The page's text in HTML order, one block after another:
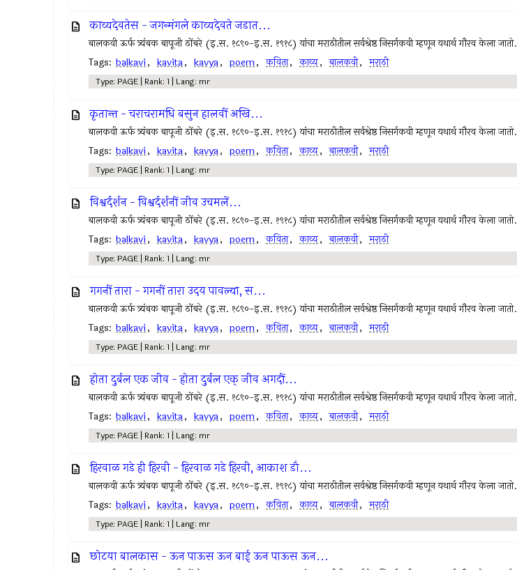
काव्यदेवतेस - जगन्मंगले काव्यदेवते जडात...
बालकवी ऊर्फ त्र्यंबक बापूजी ठोंबरे (इ.स. १८९०-इ.स. १९१८) यांचा मराठीतील सर्वश्रेष्ठ निसर्गकवी म्हणून यथार्थ गौरव केला जातो.
Tags: balkavi, kavita, kavya, poem, कविता, काव्य, बालकवी, मराठी
Type: PAGE | Rank: 1 | Lang: mr
कृतान्त - चराचरामधि बसुन हालवीं अखि...
बालकवी ऊर्फ त्र्यंबक बापूजी ठोंबरे (इ.स. १८९०-इ.स. १९१८) यांचा मराठीतील सर्वश्रेष्ठ निसर्गकवी म्हणून यथार्थ गौरव केला जातो.
Tags: balkavi, kavita, kavya, poem, कविता, काव्य, बालकवी, मराठी
Type: PAGE | Rank: 1 | Lang: mr
विश्वर्दर्शन - विश्वर्दर्शनीं जीव उचमलें...
बालकवी ऊर्फ त्र्यंबक बापूजी ठोंबरे (इ.स. १८९०-इ.स. १९१८) यांचा मराठीतील सर्वश्रेष्ठ निसर्गकवी म्हणून यथार्थ गौरव केला जातो.
Tags: balkavi, kavita, kavya, poem, कविता, काव्य, बालकवी, मराठी
Type: PAGE | Rank: 1 | Lang: mr
गगनीं तारा - गगनीं तारा उदय पावल्या, स...
बालकवी ऊर्फ त्र्यंबक बापूजी ठोंबरे (इ.स. १८९०-इ.स. १९१८) यांचा मराठीतील सर्वश्रेष्ठ निसर्गकवी म्हणून यथार्थ गौरव केला जातो.
Tags: balkavi, kavita, kavya, poem, कविता, काव्य, बालकवी, मराठी
Type: PAGE | Rank: 1 | Lang: mr
होता दुर्बल एक जीव - होता दुर्बल एक् जीव अगदीं...
बालकवी ऊर्फ त्र्यंबक बापूजी ठोंबरे (इ.स. १८९०-इ.स. १९१८) यांचा मराठीतील सर्वश्रेष्ठ निसर्गकवी म्हणून यथार्थ गौरव केला जातो.
Tags: balkavi, kavita, kavya, poem, कविता, काव्य, बालकवी, मराठी
Type: PAGE | Rank: 1 | Lang: mr
हिरवाळ गडे ही हिरवी - हिरवाळ गडे हिरवी, आकाश डौ...
बालकवी ऊर्फ त्र्यंबक बापूजी ठोंबरे (इ.स. १८९०-इ.स. १९१८) यांचा मराठीतील सर्वश्रेष्ठ निसर्गकवी म्हणून यथार्थ गौरव केला जातो.
Tags: balkavi, kavita, kavya, poem, कविता, काव्य, बालकवी, मराठी
Type: PAGE | Rank: 1 | Lang: mr
छोटया बालकास - ऊन पाऊस ऊन बाई ऊन पाऊस ऊन...